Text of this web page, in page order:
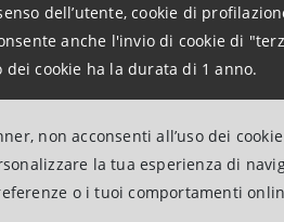
dell’utente, cookie di
anche l'invio di cookie di
cookie ha la durata di 1 anno.
non acconsenti all’uso dei
la tua esperienza di
o i tuoi comportamenti
“La Natura,
di arredo green.
Scala, sede museale di Intesa
in precedenza:Il Genio